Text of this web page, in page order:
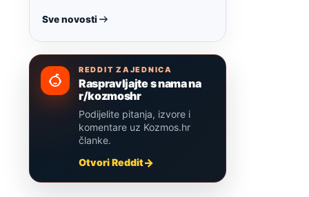
Sve novosti
REDDIT ZAJEDNICA
Raspravljajte s nama na
r/kozmoshr
Podijelite pitanja, izvore i
komentare uz Kozmos.hr
članke.
Otvori Reddit